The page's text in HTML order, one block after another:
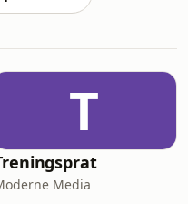
av denne
det
venter
media i
ko
T
Media